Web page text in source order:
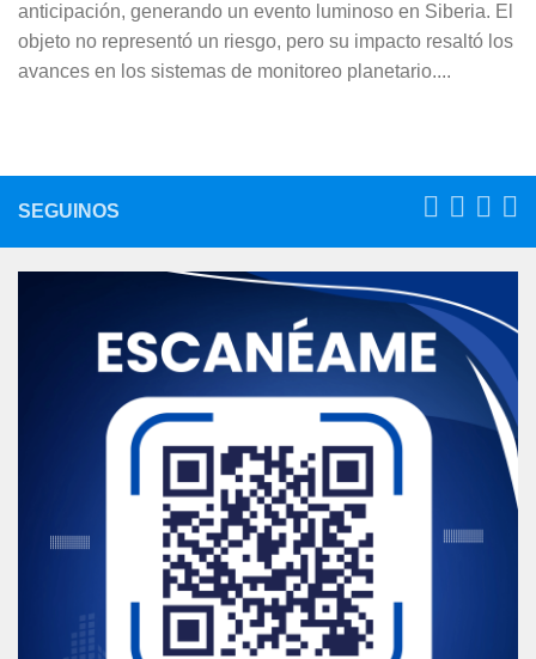
anticipación, generando un evento luminoso en Siberia. El
objeto no representó un riesgo, pero su impacto resaltó los
avances en los sistemas de monitoreo planetario....
SEGUINOS